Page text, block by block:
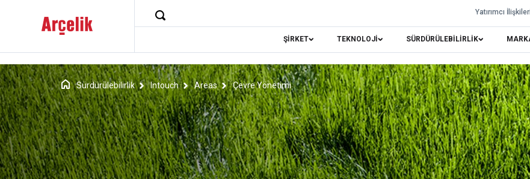
Yatırımcı İlişkileri
ŞİRKET TEKNOLOJİ SÜRDÜRÜLEBİLİRLİK
Sürdürülebilirlik Intouch Areas Çevre Yönetimi